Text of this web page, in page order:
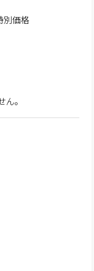
別価格
。